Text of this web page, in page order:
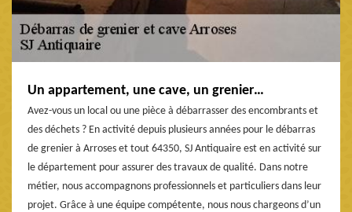
Un appartement, une cave, un grenier…
Avez-vous un local ou une pièce à débarrasser des encombrants et
des déchets ? En activité depuis plusieurs années pour le débarras
de grenier à Arroses et tout 64350, SJ Antiquaire est en activité sur
le département pour assurer des travaux de qualité. Dans notre
métier, nous accompagnons professionnels et particuliers dans leur
projet. Grâce à une équipe compétente, nous nous chargeons d’un